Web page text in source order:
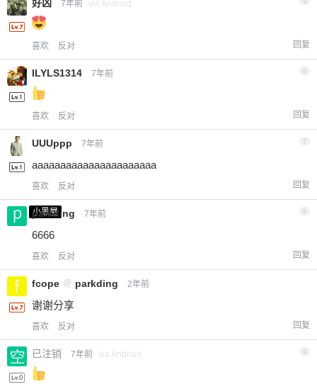
好凶 7年前 via Android
喜欢 反对 回复
ILYLS1314 7年前
喜欢 反对 回复
UUUppp 7年前 7
aaaaaaaaaaaaaaaaaaaaaa
喜欢 反对 回复
小黑屋
parkding 7年前
6666
喜欢 反对 回复
fcope @ parkding 2年前
谢谢分享
喜欢 反对 回复
已注销 7年前 via Android 9